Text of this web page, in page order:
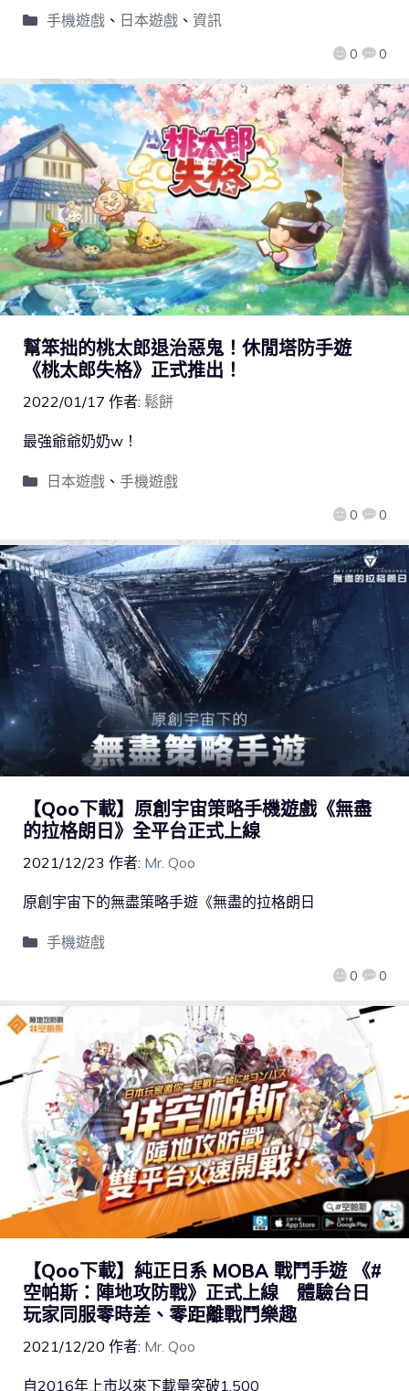
0 0
手機遊戲、 日本遊戲、 資訊
幫笨拙的桃太郎退治惡鬼！休閒塔防手遊
《桃太郎失格》正式推出！
2022/01/17 作者: 鬆餅
0 0
最強爺爺奶奶w！
日本遊戲、 手機遊戲
【Qoo下載】原創宇宙策略手機遊戲《無盡
的拉格朗日》全平台正式上線
2021/12/23 作者: Mr. Qoo
0 0
原創宇宙下的無盡策略手遊《無盡的拉格朗日
手機遊戲
【Qoo下載】純正日系 MOBA 戰鬥手遊 《#
空帕斯：陣地攻防戰》正式上線 體驗台日
玩家同服零時差、零距離戰鬥樂趣
2021/12/20 作者: Mr. Qoo
自2016年上市以來下載量突破1,500